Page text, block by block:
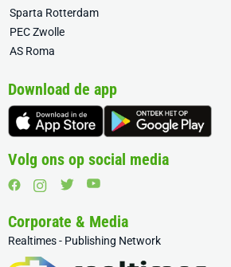
Sparta Rotterdam
PEC Zwolle
AS Roma
Download de app
Volg ons op social media
Corporate & Media
Realtimes - Publishing Network